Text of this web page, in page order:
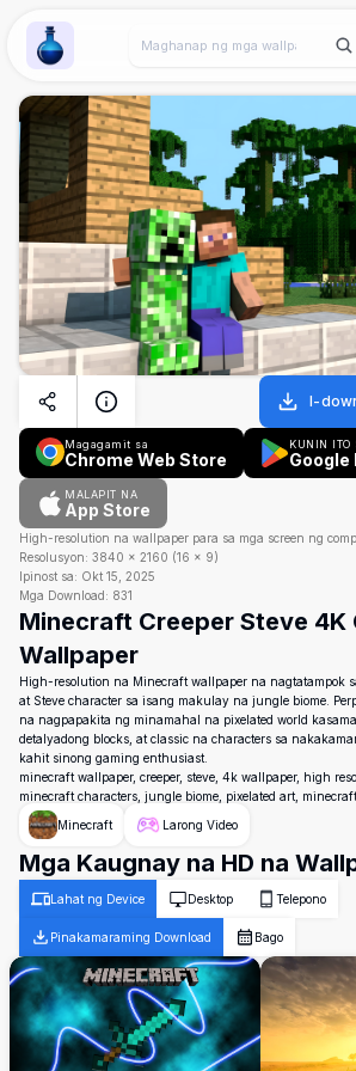
Wallpaper Alchemy
I-
Magagamit sa
Chrome Web Store
KUNIN ITO
Google
MALAPIT NA
App Store
High-resolution na wallpaper para sa mga screen ng
Resolusyon: 3840 × 2160 (16 × 9)
Ipinost sa: Okt 15, 2025
Mga Download: 831
Minecraft Creeper Steve 4K
Wallpaper
High-resolution na Minecraft wallpaper na nagtatampok
at Steve character sa isang makulay na jungle biome.
na nagpapakita ng minamahal na pixelated world
detalyadong blocks, at classic na characters sa
kahit sinong gaming enthusiast.
minecraft wallpaper, creeper, steve, 4k wallpaper, high
minecraft characters, jungle biome, pixelated art,
Minecraft
Larong Video
Mga Kaugnay na HD na
Lahat ng Device Desktop Telepono
Pinakamaraming Download Bago